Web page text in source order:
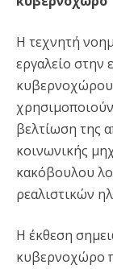
Η τεχνητή
εργαλείο στην
βελτίωση της
κοινωνικής
κακόβουλου
ρεαλιστικών
Η έκθεση
κυβερνοχώρο